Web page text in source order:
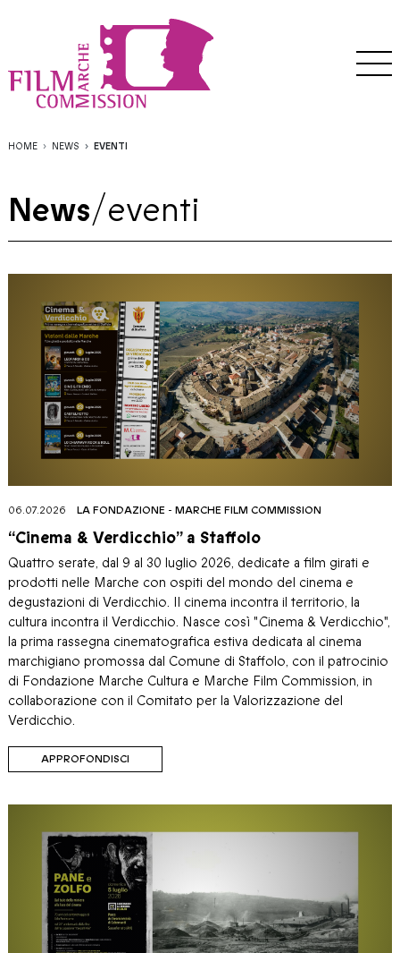
HOME NEWS EVENTI
News/eventi
06.07.2026 LA FONDAZIONE - MARCHE FILM COMMISSION
“Cinema & Verdicchio” a Staffolo
Quattro serate, dal 9 al 30 luglio 2026, dedicate a film girati e
prodotti nelle Marche con ospiti del mondo del cinema e
degustazioni di Verdicchio. Il cinema incontra il territorio, la
cultura incontra il Verdicchio. Nasce così "Cinema & Verdicchio",
la prima rassegna cinematografica estiva dedicata al cinema
marchigiano promossa dal Comune di Staffolo, con il patrocinio
di Fondazione Marche Cultura e Marche Film Commission, in
collaborazione con il Comitato per la Valorizzazione del
Verdicchio.
APPROFONDISCI